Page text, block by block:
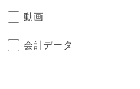
動画
会計データ